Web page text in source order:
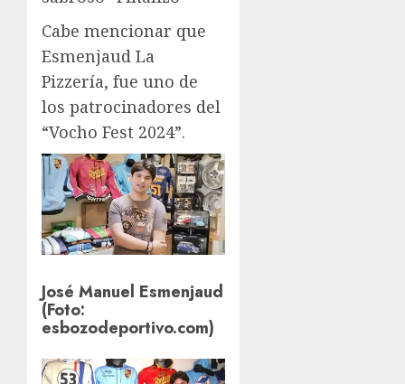
Cabe mencionar que
Esmenjaud La
Pizzería, fue uno de
los patrocinadores del
“Vocho Fest 2024”.
José Manuel Esmenjaud
(Foto:
esbozodeportivo.com)